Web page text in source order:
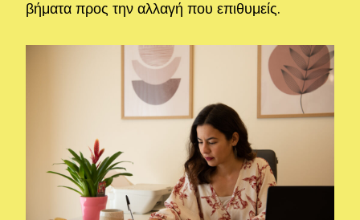
βήματα προς την αλλαγή που επιθυμείς.